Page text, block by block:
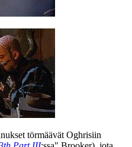
törmäävät Oghrisiin